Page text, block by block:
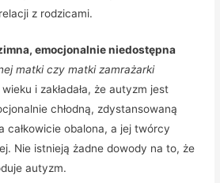
z rodzicami.
emocjonalnie niedostępna
matki czy matki zamrażarki
i zakładała, że autyzm jest
chłodną, zdystansowaną
całkowicie obalona, a jej twórcy
Nie istnieją żadne dowody na to, że
autyzm.